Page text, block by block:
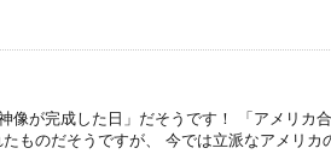
像が完成した日」だそうです！ 「アメリカ
ものだそうですが、 今では立派なアメリカ